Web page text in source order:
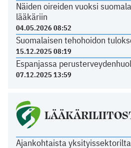
Näiden oireiden vuoksi
lääkäriin
04.05.2026 08:52
Suomalaisen tehohoidon
15.12.2025 08:19
Espanjassa
07.12.2025 13:59
Ajankohtaista yksityissektorilta